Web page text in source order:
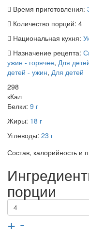
Время приготовления:
Количество порций: 4
Национальная кухня:
Назначение рецепта:
ужин - горячее, Для
детей - ужин, Для детей
298
кКал
Белки: 9 г
Жиры: 18 г
Углеводы: 23 г
Состав, калорийность и
порции
+ -